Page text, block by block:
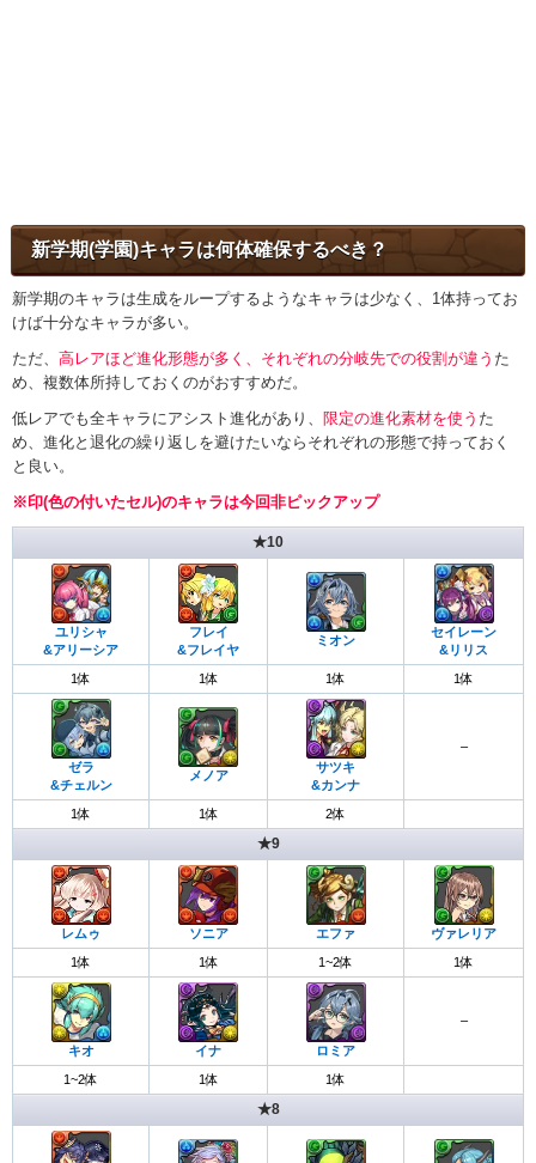
新学期(学園)キャラは何体確保するべき？
新学期のキャラは生成をループするようなキャラは少なく、1体持ってお
けば十分なキャラが多い。
ただ、 高レアほど進化形態が多く、それぞれの分岐先での役割が違う た
め、複数体所持しておくのがおすすめだ。
低レアでも全キャラにアシスト進化があり、 限定の進化素材を使う た
め、進化と退化の繰り返しを避けたいならそれぞれの形態で持っておく
と良い。
※印(色の付いたセル)のキャラは今回非ピックアップ
★10
ユリシャ
&アリーシア
フレイ
&フレイヤ
ミオン
セイレーン
&リリス
1体
1体 1体 1体
ゼラ
&チェルン
メノア
サツキ
&カンナ
–
1体 1体 2体
★9
レムゥ ソニア エファ
ヴァレリア
1体
1体 1~2体 1体
キオ イナ ロミア
–
1~2体 1体 1体
★8